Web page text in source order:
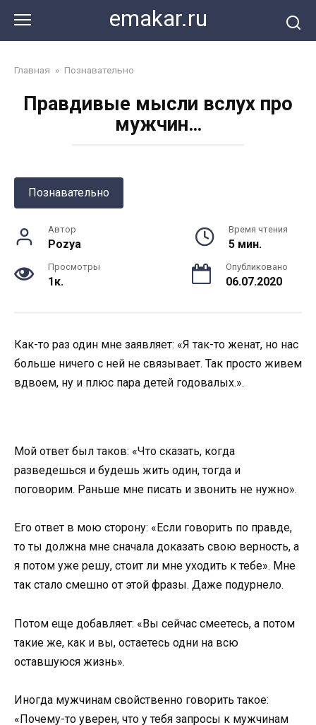
контенту
emakar.ru
Главная » Познавательно
Правдивые мысли вслух про
мужчин…
Познавательно
Автор
Pozya
Время чтения
5 мин.
Просмотры
1к.
Опубликовано
06.07.2020
Как-то раз один мне заявляет: «Я так-то женат, но нас
больше ничего с ней не связывает. Так просто живем
вдвоем, ну и плюс пара детей годовалых.».
Мой ответ был таков: «Что сказать, когда
разведешься и будешь жить один, тогда и
поговорим. Раньше мне писать и звонить не нужно».
Его ответ в мою сторону: «Если говорить по правде,
то ты должна мне сначала доказать свою верность, а
я потом уже решу, стоит ли мне уходить к тебе». Мне
так стало смешно от этой фразы. Даже подурнело.
Потом еще добавляет: «Вы сейчас смеетесь, а потом
такие же, как и вы, остаетесь одни на всю
оставшуюся жизнь».
Иногда мужчинам свойственно говорить такое:
«Почему-то уверен, что у тебя запросы к мужчинам